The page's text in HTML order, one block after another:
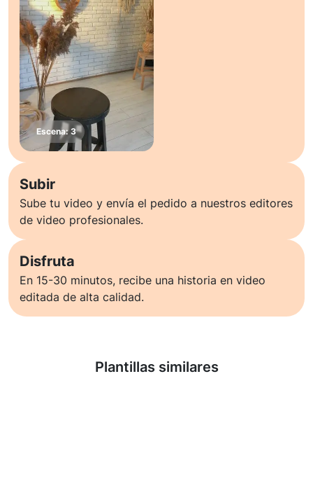
Subir
Sube tu video y envía el pedido a nuestros editores
de video profesionales.
Disfruta
En 15-30 minutos, recibe una historia en video
editada de alta calidad.
Plantillas similares
Saber más